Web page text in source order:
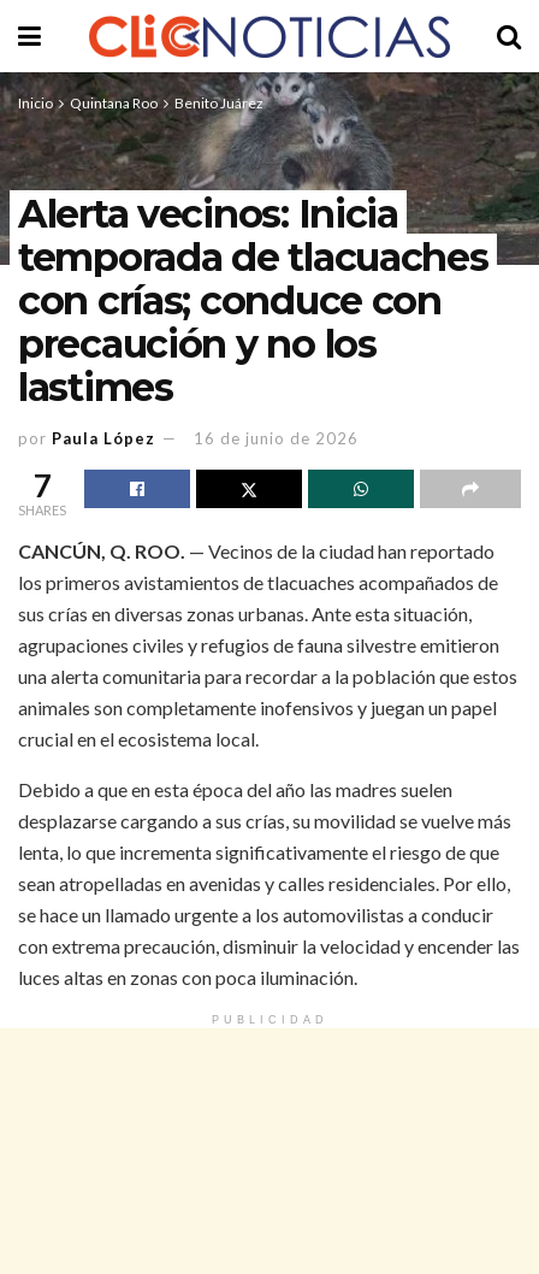
Inicio Quintana Roo Benito Juárez
Alerta vecinos: Inicia
temporada de tlacuaches
con crías; conduce con
precaución y no los
lastimes
por Paula López 16 de junio de 2026
7
SHARES
CANCÚN, Q. ROO. — Vecinos de la ciudad han reportado
los primeros avistamientos de tlacuaches acompañados de
sus crías en diversas zonas urbanas. Ante esta situación,
agrupaciones civiles y refugios de fauna silvestre emitieron
una alerta comunitaria para recordar a la población que estos
animales son completamente inofensivos y juegan un papel
crucial en el ecosistema local.
Debido a que en esta época del año las madres suelen
desplazarse cargando a sus crías, su movilidad se vuelve más
lenta, lo que incrementa significativamente el riesgo de que
sean atropelladas en avenidas y calles residenciales. Por ello,
se hace un llamado urgente a los automovilistas a conducir
con extrema precaución, disminuir la velocidad y encender las
luces altas en zonas con poca iluminación.
PUBLICIDAD